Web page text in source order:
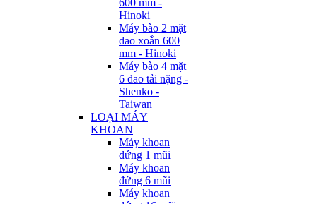
600 mm -
Hinoki
Máy bào 2 mặt
dao xoắn 600
mm - Hinoki
Máy bào 4 mặt
6 dao tải nặng -
Shenko -
Taiwan
LOẠI MÁY
KHOAN
Máy khoan
đứng 1 mũi
Máy khoan
đứng 6 mũi
Máy khoan